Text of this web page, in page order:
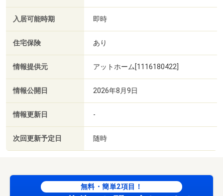
入居可能時期 即時
住宅保険 あり
情報提供元 アットホーム[1116180422]
情報公開日 2026年8月9日
情報更新日 -
次回更新予定日 随時
無料・簡単2項目！